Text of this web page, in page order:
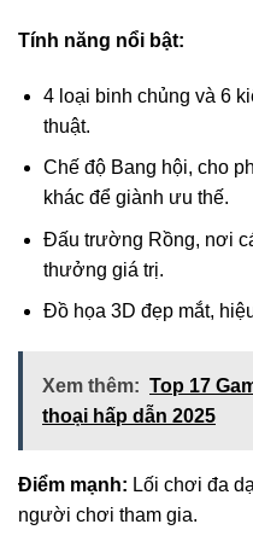
Tính năng nổi bật:
4 loại binh chủng và 6
thuật.
Chế độ Bang hội, cho
khác để giành ưu thế.
Đấu trường Rồng, nơi
thưởng giá trị.
Đồ họa 3D đẹp mắt,
Xem thêm: Top 17
thoại hấp dẫn 2025
Điểm mạnh: Lối chơi đa
người chơi tham gia.